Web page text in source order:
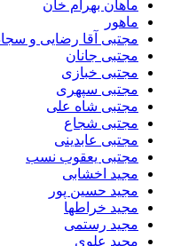
ماهان بهرام خان
ماهور
مجتبی آقا رضایی و
مجتبی جانان
مجتبی خبازی
مجتبی سپهری
مجتبی شاه علی
مجتبی شجاع
مجتبی عابدینی
مجتبی یعقوب نسب
مجید اخشابی
مجید حسین پور
مجید خراطها
مجید رستمی
مجید علوی